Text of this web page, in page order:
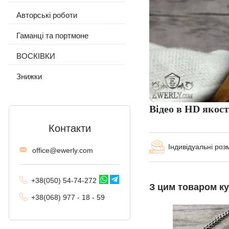
Трактор (подвійне
подвійний струмок)
Колос
камінням
якірне)
Арабський Бісмарк
Давид
Сережки і кільце
Ланцюжок з підвіскою
Авторські роботи
Гаманці та портмоне
ВОСКІВКИ
Знижки
Контакти
office@ewerly.com
+38(050) 54-74-272
+38(068) 977 - 18 - 59
Відео в HD
Індивідуальні
З цим товаром